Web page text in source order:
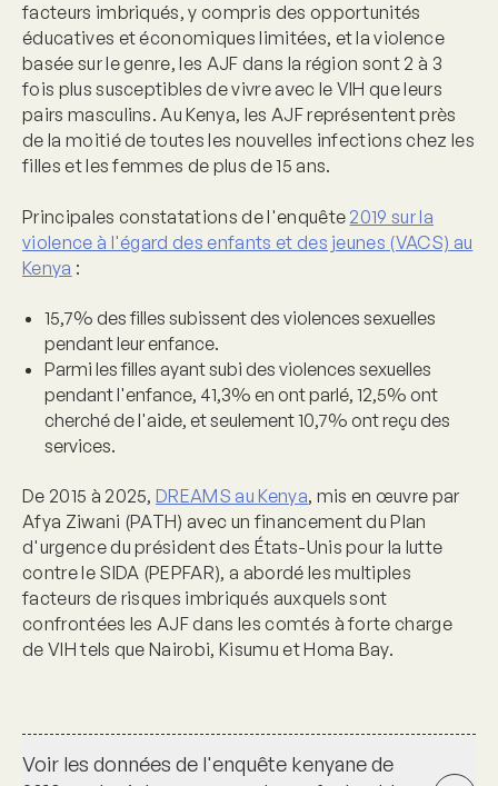
facteurs imbriqués, y compris des opportunités
éducatives et économiques limitées, et la violence
basée sur le genre, les AJF dans la région sont 2 à 3
fois plus susceptibles de vivre avec le VIH que leurs
pairs masculins. Au Kenya, les AJF représentent près
de la moitié de toutes les nouvelles infections chez les
filles et les femmes de plus de 15 ans.
Principales constatations de l'enquête 2019 sur la
violence à l'égard des enfants et des jeunes (VACS) au
Kenya :
15,7% des filles subissent des violences sexuelles
pendant leur enfance.
Parmi les filles ayant subi des violences sexuelles
pendant l'enfance, 41,3% en ont parlé, 12,5% ont
cherché de l'aide, et seulement 10,7% ont reçu des
services.
De 2015 à 2025,DREAMS au Kenya, mis en œuvre par
Afya Ziwani (PATH) avec un financement du Plan
d'urgence du président des États-Unis pour la lutte
contre le SIDA (PEPFAR), a abordé les multiples
facteurs de risques imbriqués auxquels sont
confrontées les AJF dans les comtés à forte charge
de VIH tels que Nairobi, Kisumu et Homa Bay.
Voir les données de l'enquête kenyane de